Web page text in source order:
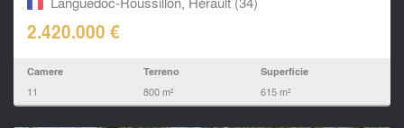
2.420.000 €
Camere
11
Terreno
800 m²
Superficie
615 m²